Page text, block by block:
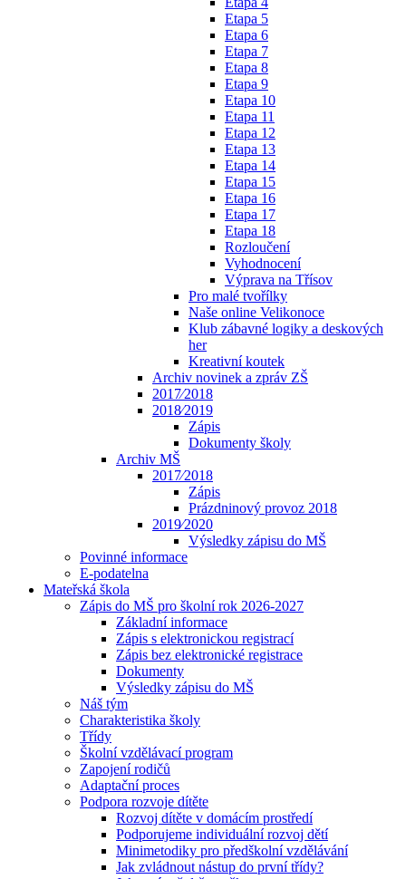
Etapa 5
Etapa 6
Etapa 7
Etapa 8
Etapa 9
Etapa 10
Etapa 11
Etapa 12
Etapa 13
Etapa 14
Etapa 15
Etapa 16
Etapa 17
Etapa 18
Rozloučení
Vyhodnocení
Výprava na Třísov
Pro malé tvořílky
Naše online Velikonoce
Klub zábavné logiky a deskových
her
Kreativní koutek
Archiv novinek a zpráv ZŠ
2017⁄2018
2018⁄2019
Zápis
Dokumenty školy
Archiv MŠ
2017⁄2018
Zápis
Prázdninový provoz 2018
2019⁄2020
Výsledky zápisu do MŠ
Povinné informace
E-podatelna
Mateřská škola
Zápis do MŠ pro školní rok 2026-2027
Základní informace
Zápis s elektronickou registrací
Zápis bez elektronické registrace
Dokumenty
Výsledky zápisu do MŠ
Náš tým
Charakteristika školy
Třídy
Školní vzdělávací program
Zapojení rodičů
Adaptační proces
Podpora rozvoje dítěte
Rozvoj dítěte v domácím prostředí
Podporujeme individuální rozvoj dětí
Minimetodiky pro předškolní vzdělávání
Jak zvládnout nástup do první třídy?